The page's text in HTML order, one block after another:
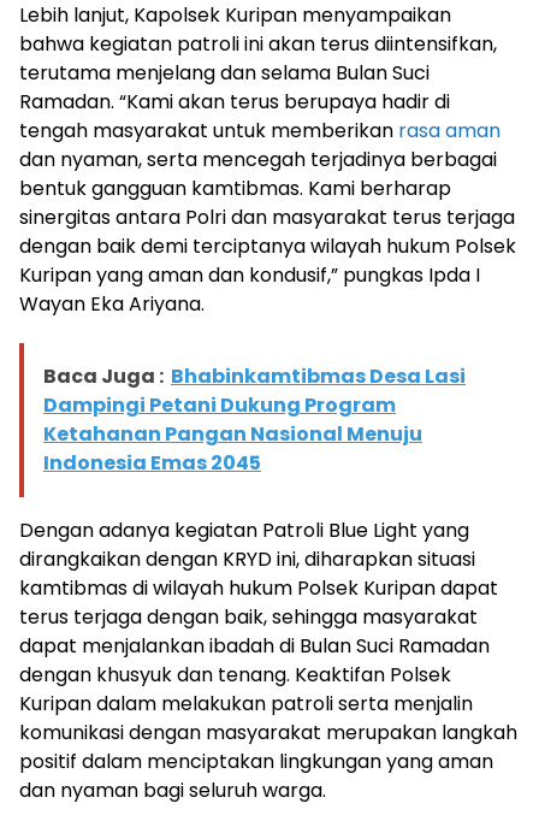
Lebih lanjut, Kapolsek Kuripan menyampaikan
bahwa kegiatan patroli ini akan terus diintensifkan,
terutama menjelang dan selama Bulan Suci
Ramadan. “Kami akan terus berupaya hadir di
tengah masyarakat untuk memberikan rasa aman
dan nyaman, serta mencegah terjadinya berbagai
bentuk gangguan kamtibmas. Kami berharap
sinergitas antara Polri dan masyarakat terus terjaga
dengan baik demi terciptanya wilayah hukum Polsek
Kuripan yang aman dan kondusif,” pungkas Ipda I
Wayan Eka Ariyana.
Baca Juga : Bhabinkamtibmas Desa Lasi
Dampingi Petani Dukung Program
Ketahanan Pangan Nasional Menuju
Indonesia Emas 2045
Dengan adanya kegiatan Patroli Blue Light yang
dirangkaikan dengan KRYD ini, diharapkan situasi
kamtibmas di wilayah hukum Polsek Kuripan dapat
terus terjaga dengan baik, sehingga masyarakat
dapat menjalankan ibadah di Bulan Suci Ramadan
dengan khusyuk dan tenang. Keaktifan Polsek
Kuripan dalam melakukan patroli serta menjalin
komunikasi dengan masyarakat merupakan langkah
positif dalam menciptakan lingkungan yang aman
dan nyaman bagi seluruh warga.